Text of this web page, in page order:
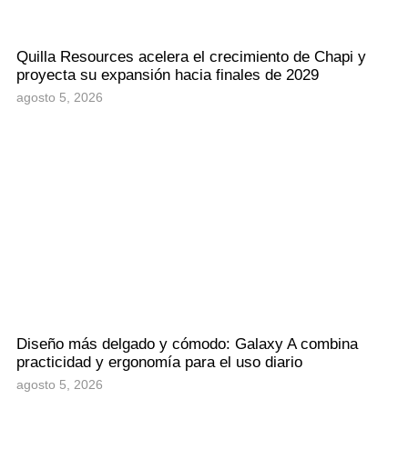
Quilla Resources acelera el crecimiento de Chapi y
proyecta su expansión hacia finales de 2029
agosto 5, 2026
Diseño más delgado y cómodo: Galaxy A combina
practicidad y ergonomía para el uso diario
agosto 5, 2026